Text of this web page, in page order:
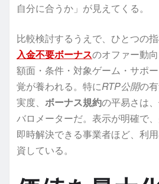
自分に合うか」が見えてくる。
比較検討するうえで、ひとつの
入金不要ボーナスのオファー動
額面・条件・対象ゲーム・サポ
覚が養われる。特にRTP公開の
実度、 ボーナス規約の平易さは
バロメーターだ。表示が明確で
即時解決できる事業者ほど、利
資している。